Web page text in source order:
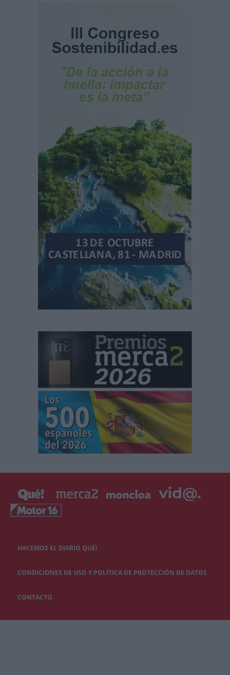
HACEMOS EL DIARIO QUÉ!
CONDICIONES DE USO Y POLÍTICA DE PROTECCIÓN DE DATOS
CONTACTO